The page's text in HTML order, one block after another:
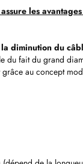
les
la diminution du
fait du grand
au concept